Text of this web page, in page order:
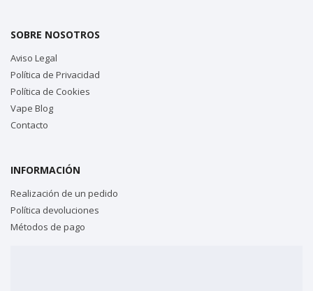
SOBRE NOSOTROS
Aviso Legal
Política de Privacidad
Política de Cookies
Vape Blog
Contacto
INFORMACIÓN
Realización de un pedido
Política devoluciones
Métodos de pago